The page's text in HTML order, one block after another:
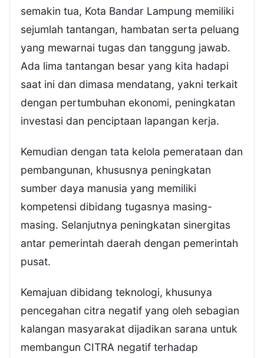
semakin tua, Kota Bandar Lampung memiliki
sejumlah tantangan, hambatan serta peluang
yang mewarnai tugas dan tanggung jawab.
Ada lima tantangan besar yang kita hadapi
saat ini dan dimasa mendatang, yakni terkait
dengan pertumbuhan ekonomi, peningkatan
investasi dan penciptaan lapangan kerja.
Kemudian dengan tata kelola pemerataan dan
pembangunan, khususnya peningkatan
sumber daya manusia yang memiliki
kompetensi dibidang tugasnya masing-
masing. Selanjutnya peningkatan sinergitas
antar pemerintah daerah dengan pemerintah
pusat.
Kemajuan dibidang teknologi, khusunya
pencegahan citra negatif yang oleh sebagian
kalangan masyarakat dijadikan sarana untuk
membangun CITRA negatif terhadap